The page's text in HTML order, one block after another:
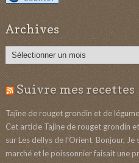
Archives
Archives
Suivre mes recettes
Tajine de rouget grondin et de
Cet article Tajine de rouget grondin
sur Les dellys de l'Orient. Bonjour,
marché et le poissonnier faisait une